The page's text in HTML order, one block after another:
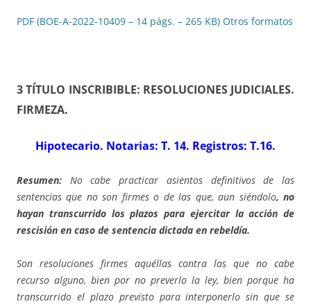
PDF (BOE-A-2022-10409 – 14 págs. – 265 KB) Otros formatos
3 TÍTULO INSCRIBIBLE: RESOLUCIONES JUDICIALES.
FIRMEZA.
Hipotecario. Notarias: T. 14. Registros: T.16.
Resumen: No cabe practicar asientos definitivos de las
sentencias que no son firmes o de las que, aun siéndolo, no
hayan transcurrido los plazos para ejercitar la acción de
rescisión en caso de sentencia dictada en rebeldía.
Son resoluciones firmes aquéllas contra las que no cabe
recurso alguno, bien por no preverlo la ley, bien porque ha
transcurrido el plazo previsto para interponerlo sin que se